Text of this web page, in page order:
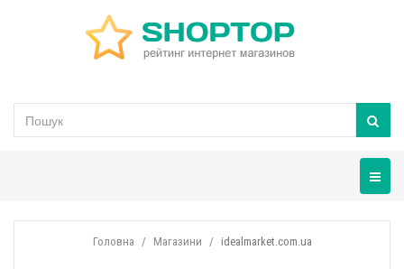
Головна Магазини idealmarket.com.ua